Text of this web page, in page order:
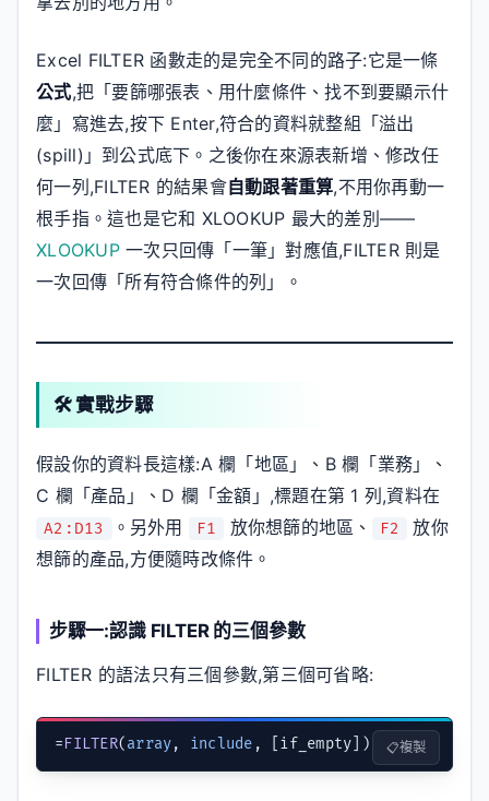
Excel FILTER 函數走的是完全不同的路子:它是一條
公式,把「要篩哪張表、用什麼條件、找不到要顯示什
麼」寫進去,按下 Enter,符合的資料就整組「溢出
(spill)」到公式底下。之後你在來源表新增、修改任
何一列,FILTER 的結果會自動跟著重算,不用你再動一
根手指。這也是它和 XLOOKUP 最大的差別——
XLOOKUP一次只回傳「一筆」對應值,FILTER 則是
一次回傳「所有符合條件的列」。
🛠️ 實戰步驟
假設你的資料長這樣:A 欄「地區」、B 欄「業務」、
C 欄「產品」、D 欄「金額」,標題在第 1 列,資料在
A2:D13 。另外用 F1 放你想篩的地區、 F2
放你
想篩的產品,方便隨時改條件。
步驟一:認識 FILTER 的三個參數
FILTER 的語法只有三個參數,第三個可省略:
=FILTER(array, include , [if_empty]) 複製